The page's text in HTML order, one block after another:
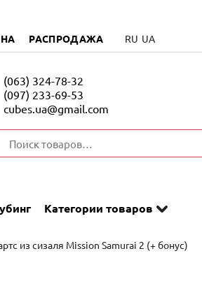
РАСПРОДАЖА RU UA
(063) 324-78-32
(097) 233-69-53
cubes.ua@gmail.com
Категории товаров
из сизаля Mission Samurai 2 (+ бонус)